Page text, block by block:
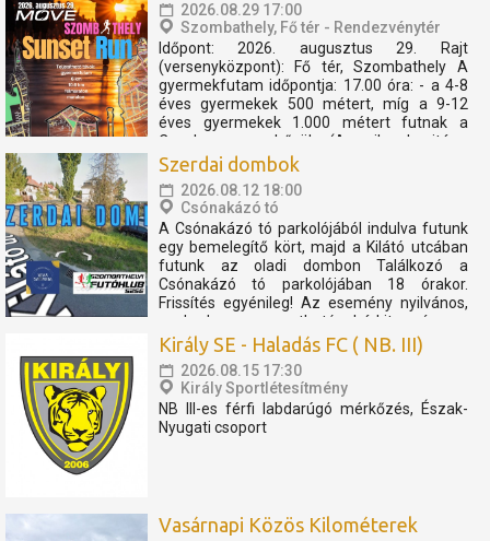
2026.08.29 17:00
Szombathely, Fő tér - Rendezvénytér
Időpont: 2026. augusztus 29. Rajt
(versenyközpont): Fő tér, Szombathely A
gyermekfutam időpontja: 17.00 óra: - a 4-8
éves gyermekek 500 métert, míg a 9-12
éves gyermekek 1.000 métert futnak a
Cosplay szuperhősök (Amerika kapitány,
Thor, Pókember, Venom) műsorát, és a velük
Szerdai dombok
2026.08.12 18:00
Csónakázó tó
A Csónakázó tó parkolójából indulva futunk
egy bemelegítő kört, majd a Kilátó utcában
futunk az oladi dombon Találkozó a
Csónakázó tó parkolójában 18 órakor.
Frissítés egyénileg! Az esemény nyilvános,
szabadon megosztható, bárkit szívesen
látunk. Az eseményen résztvevők
elfogadják, hogy az eseményről...
Király SE - Haladás FC ( NB. III)
2026.08.15 17:30
Király Sportlétesítmény
NB III-es férfi labdarúgó mérkőzés, Észak-
Nyugati csoport
Vasárnapi Közös Kilométerek